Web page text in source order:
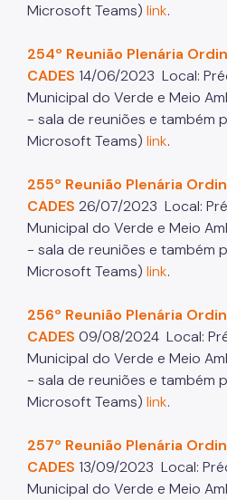
Licenciamento Ambiental
Licenciamento Ambiental
Heliponto
Áreas Contaminadas
Produtos Perigosos
TCA - Termo de
Motogeradores
Fiscalização Ambiental
Defesa e Valorização
TAC - Termo de Ajustamento
Mudanças Climáticas
Comitê do Clima
Microsoft Teams) link.
254º Reunião Plenária
CADES 14/06/2023 Local:
Municipal do Verde e Meio
- sala de reuniões e também
Microsoft Teams) link.
255º Reunião Plenária
CADES 26/07/2023 Local:
Municipal do Verde e Meio
- sala de reuniões e também
Microsoft Teams) link.
256º Reunião Plenária
CADES 09/08/2024 Local:
Municipal do Verde e Meio
- sala de reuniões e também
Microsoft Teams) link.
257º Reunião Plenária
CADES 13/09/2023 Local:
Municipal do Verde e Meio